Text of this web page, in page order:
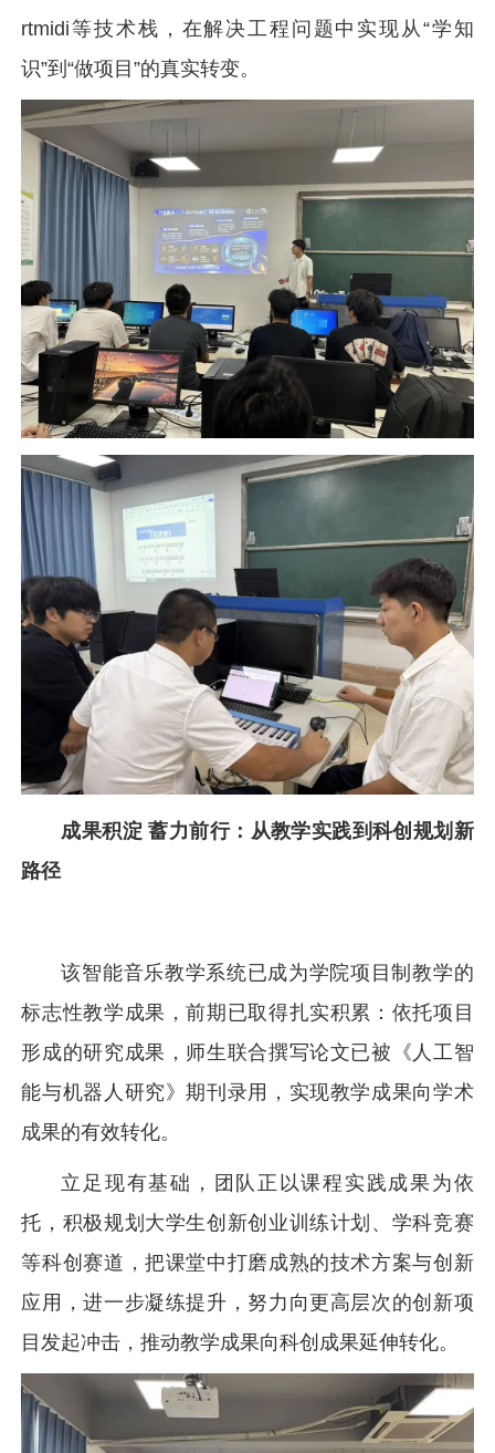
rtmidi等技术栈，在解决工程问题中实现从“学知
识”到“做项目”的真实转变。
成果积淀 蓄力前行：从教学实践到科创规划新
路径
该智能音乐教学系统已成为学院项目制教学的
标志性教学成果，前期已取得扎实积累：依托项目
形成的研究成果，师生联合撰写论文已被《人工智
能与机器人研究》期刊录用，实现教学成果向学术
成果的有效转化。
立足现有基础，团队正以课程实践成果为依
托，积极规划大学生创新创业训练计划、学科竞赛
等科创赛道，把课堂中打磨成熟的技术方案与创新
应用，进一步凝练提升，努力向更高层次的创新项
目发起冲击，推动教学成果向科创成果延伸转化。